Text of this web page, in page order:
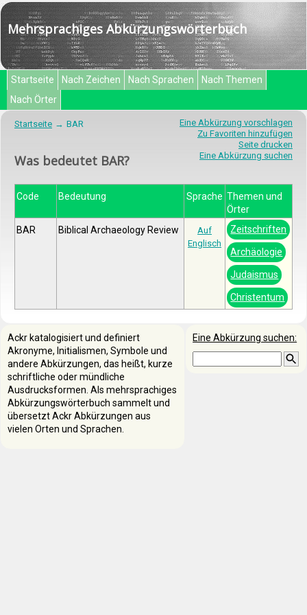
Mehrsprachiges Abkürzungswörterbuch
Startseite Nach Zeichen Nach Sprachen
Nach Themen
Nach Örter
Eine Abkürzung vorschlagen
Zu Favoriten hinzufügen
Seite drucken
Eine Abkürzung suchen
Startseite BAR
Was bedeutet BAR?
Code Bedeutung Sprache Themen und
Örter
BAR
Biblical Archaeology Review
Auf
Englisch
Zeitschriften
Archäologie
Judaismus
Christentum
Eine Abkürzung suchen:
Ackr katalogisiert und definiert
Akronyme, Initialismen, Symbole und
andere Abkürzungen, das heißt, kurze
schriftliche oder mündliche
Ausdrucksformen. Als mehrsprachiges
Abkürzungswörterbuch sammelt und
übersetzt Ackr Abkürzungen aus
vielen Orten und Sprachen.